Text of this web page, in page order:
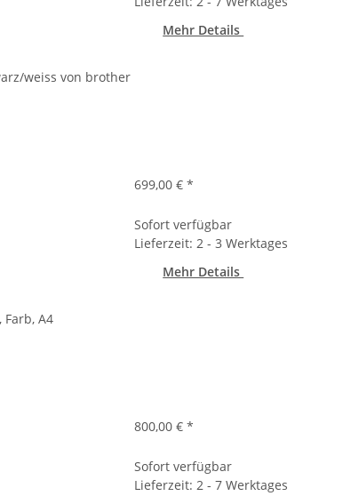
Mehr Details
weiss von brother
699,00 €*
Sofort verfügbar
Lieferzeit: 2 - 3 Werktages
Mehr Details
A4
800,00 €*
Sofort verfügbar
Lieferzeit: 2 - 7 Werktages